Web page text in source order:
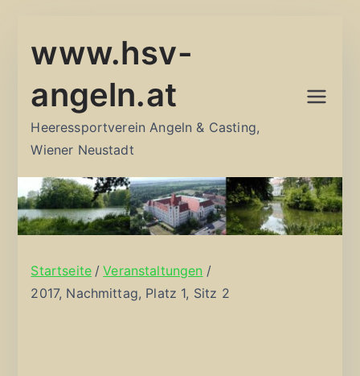
Inhalt
www.hsv-
angeln.at
Heeressportverein Angeln & Casting,
Wiener Neustadt
Startseite
Veranstaltungen
2017, Nachmittag, Platz 1, Sitz 2